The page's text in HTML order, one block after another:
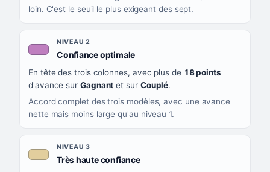
loin. C'est le seuil le plus exigeant des sept.
NIVEAU 2
Confiance optimale, couleur mauve
En tête des trois colonnes, avec plus de 18 points
d'avance sur Gagnant et sur Couplé.
Accord complet des trois modèles, avec une avance
nette mais moins large qu'au niveau 1.
NIVEAU 3
Très haute confiance, couleur beige